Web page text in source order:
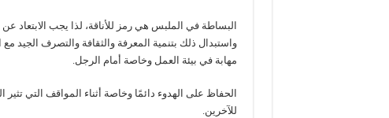
البساطة في الملبس هي رمز للأناقة، لذا يجب الابتعاد
واستبدال ذلك بتنمية المعرفة والثقافة والتصرف
مهابة في بيئة العمل وخاصة أمام الرجل.
الحفاظ على الهدوء دائمًا وخاصة أثناء المواقف التي
للآخرين.